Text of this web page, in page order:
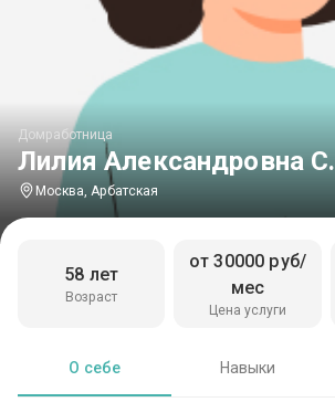
Лилия Александровна С.
Домработница
Москва, Арбатская
Возраст
58 лет
Цена услуги
от 30000 руб/
мес
О себе Навыки